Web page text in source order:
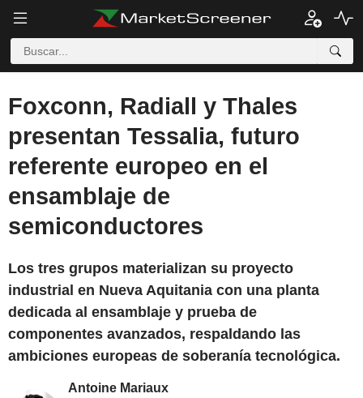
Foxconn, Radiall y Thales
presentan Tessalia, futuro
referente europeo en el
ensamblaje de
semiconductores
Los tres grupos materializan su proyecto
industrial en Nueva Aquitania con una planta
dedicada al ensamblaje y prueba de
componentes avanzados, respaldando las
ambiciones europeas de soberanía tecnológica.
Antoine Mariaux